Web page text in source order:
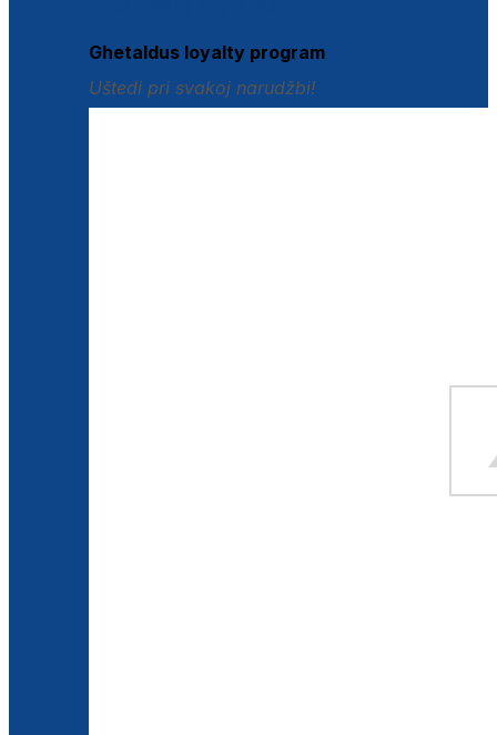
Ghetaldus loyalty program
Uštedi pri svakoj narudžbi!